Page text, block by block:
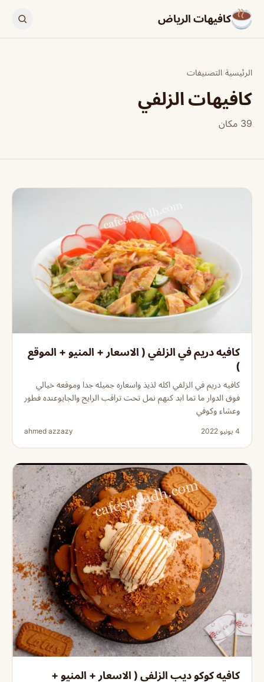
كافيهات الرياض
الرئيسية/التصنيفات
كافيهات الزلفي
39 مكان
كافيه دريم في الزلفي ( الاسعار + المنيو + الموقع
)
كافيه دريم في الزلفي اكله لذيذ واسعاره جميله جدا وموقعه خيالي
فوق الدوار ما تما ابد كنهم نمل تحت تراقب الرايح والجايوعنده فطور
وعشاء وكوفي
4 يونيو 2022 ahmed azzazy
كافيه كوكو ديب الزلفي ( الاسعار + المنيو +